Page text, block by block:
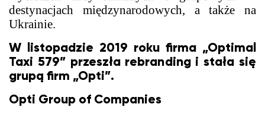
destynacjach międzynarodowych, a także na
Ukrainie.
W listopadzie 2019 roku firma „Optimal
Taxi 579” przeszła rebranding i stała się
grupą firm „Opti”.
Opti Group of Companies